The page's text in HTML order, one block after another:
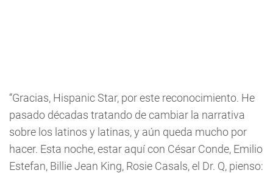
“Gracias, Hispanic Star, por este reconocimiento. He
pasado décadas tratando de cambiar la narrativa
sobre los latinos y latinas, y aún queda mucho por
hacer. Esta noche, estar aquí con César Conde, Emilio
Estefan, Billie Jean King, Rosie Casals, el Dr. Q, pienso: